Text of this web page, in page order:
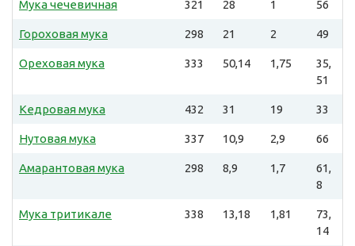
Мука чечевичная 321 28 1 56
Гороховая мука 298 21 2 49
Ореховая мука 333 50,14 1,75
35,
51
Кедровая мука 432 31 19 33
Нутовая мука 337 10,9 2,9 66
Амарантовая мука 298 8,9 1,7
61,
8
Мука тритикале 338 13,18 1,81
73,
14